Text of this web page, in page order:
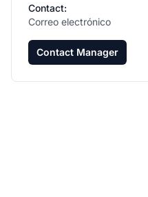
Contact:
Correo electrónico
Contact Manager